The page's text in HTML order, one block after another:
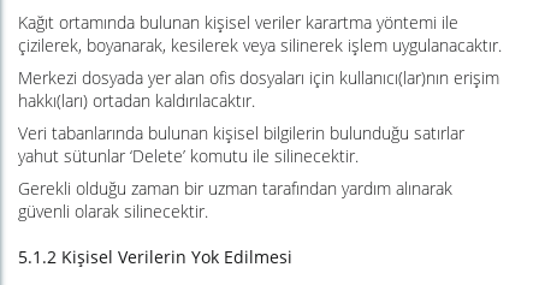
Kağıt ortamında bulunan kişisel veriler karartma yöntemi ile
çizilerek, boyanarak, kesilerek veya silinerek işlem uygulanacaktır.
Merkezi dosyada yeralanofisdosyaları için kullanıcı(lar)nın erişim
hakkı(ları) ortadan kaldırılacaktır.
Veri tabanlarında bulunan kişisel bilgilerin bulunduğu satırlar
yahut sütunlar ‘Delete’ komutu ile silinecektir.
Gerekli olduğu zaman bir uzman tarafından yardım alınarak
güvenli olarak silinecektir.
5.1.2 Kişisel Verilerin Yok Edilmesi